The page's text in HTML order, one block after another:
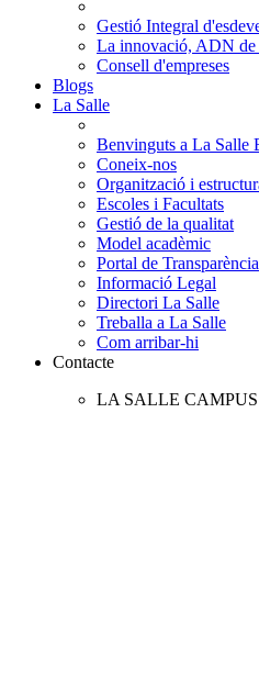
Gestió Integral
La innovació, ADN de
Consell d'empreses
Blogs
La Salle
Benvinguts a La Salle
Coneix-nos
Organització i
Escoles i Facultats
Gestió de la qualitat
Model acadèmic
Portal de Transparència
Informació Legal
Directori La Salle
Treballa a La Salle
Com arribar-hi
Contacte
LA SALLE